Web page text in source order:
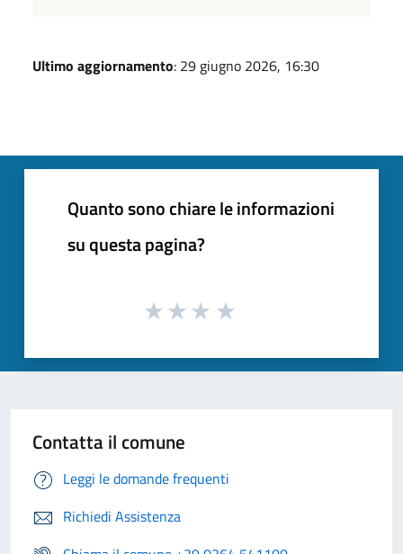
Ultimo aggiornamento: 29 giugno 2026, 16:30
Quanto sono chiare le informazioni
su questa pagina?
Contatta il comune
Leggi le domande frequenti
Richiedi Assistenza